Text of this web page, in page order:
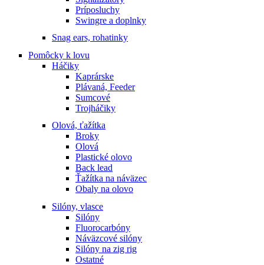
Príposluchy
Swingre a doplnky
Snag ears, rohatinky
Pomôcky k lovu
Háčiky
Kaprárske
Plávaná, Feeder
Sumcové
Trojháčiky
Olová, ťažítka
Broky
Olová
Plastické olovo
Back lead
Ťažítka na náväzec
Obaly na olovo
Silóny, vlasce
Silóny
Fluorocarbóny
Náväzcové silóny
Silóny na zig rig
Ostatné